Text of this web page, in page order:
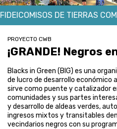
FIDEICOMISOS DE TIERRAS
PROYECTO CWB
¡GRANDE! Negros
Blacks in Green (BIG) es una
de lucro de desarrollo económico
sirve como puente y catalizador
comunidades y sus partes
y desarrollo de aldeas verdes,
ingresos mixtos y transitables
vecindarios negros con su